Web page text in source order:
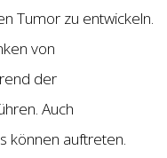
Tumor zu entwickeln.
von
der
Auch
können auftreten.